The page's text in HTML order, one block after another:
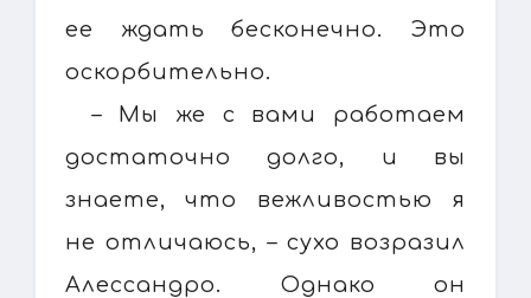
ее ждать бесконечно. Это
оскорбительно.
– Мы же с вами работаем
достаточно долго, и вы
знаете, что вежливостью я
не отличаюсь, – сухо возразил
Алессандро. Однако он